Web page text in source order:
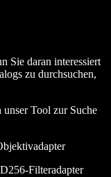
Sie daran interessiert
zu durchsuchen,
unser Tool zur Suche
Filteradapter